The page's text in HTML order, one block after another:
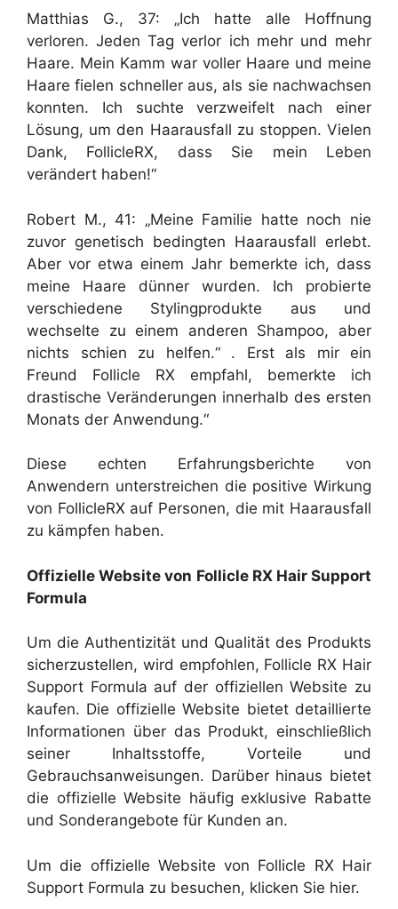
Matthias G., 37: „Ich hatte alle Hoffnung
verloren. Jeden Tag verlor ich mehr und mehr
Haare. Mein Kamm war voller Haare und meine
Haare fielen schneller aus, als sie nachwachsen
konnten. Ich suchte verzweifelt nach einer
Lösung, um den Haarausfall zu stoppen. Vielen
Dank, FollicleRX, dass Sie mein Leben
verändert haben!“
Robert M., 41: „Meine Familie hatte noch nie
zuvor genetisch bedingten Haarausfall erlebt.
Aber vor etwa einem Jahr bemerkte ich, dass
meine Haare dünner wurden. Ich probierte
verschiedene Stylingprodukte aus und
wechselte zu einem anderen Shampoo, aber
nichts schien zu helfen.“ . Erst als mir ein
Freund Follicle RX empfahl, bemerkte ich
drastische Veränderungen innerhalb des ersten
Monats der Anwendung.“
Diese echten Erfahrungsberichte von
Anwendern unterstreichen die positive Wirkung
von FollicleRX auf Personen, die mit Haarausfall
zu kämpfen haben.
Offizielle Website von Follicle RX Hair Support
Formula
Um die Authentizität und Qualität des Produkts
sicherzustellen, wird empfohlen, Follicle RX Hair
Support Formula auf der offiziellen Website zu
kaufen. Die offizielle Website bietet detaillierte
Informationen über das Produkt, einschließlich
seiner Inhaltsstoffe, Vorteile und
Gebrauchsanweisungen. Darüber hinaus bietet
die offizielle Website häufig exklusive Rabatte
und Sonderangebote für Kunden an.
Um die offizielle Website von Follicle RX Hair
Support Formula zu besuchen, klicken Sie hier.